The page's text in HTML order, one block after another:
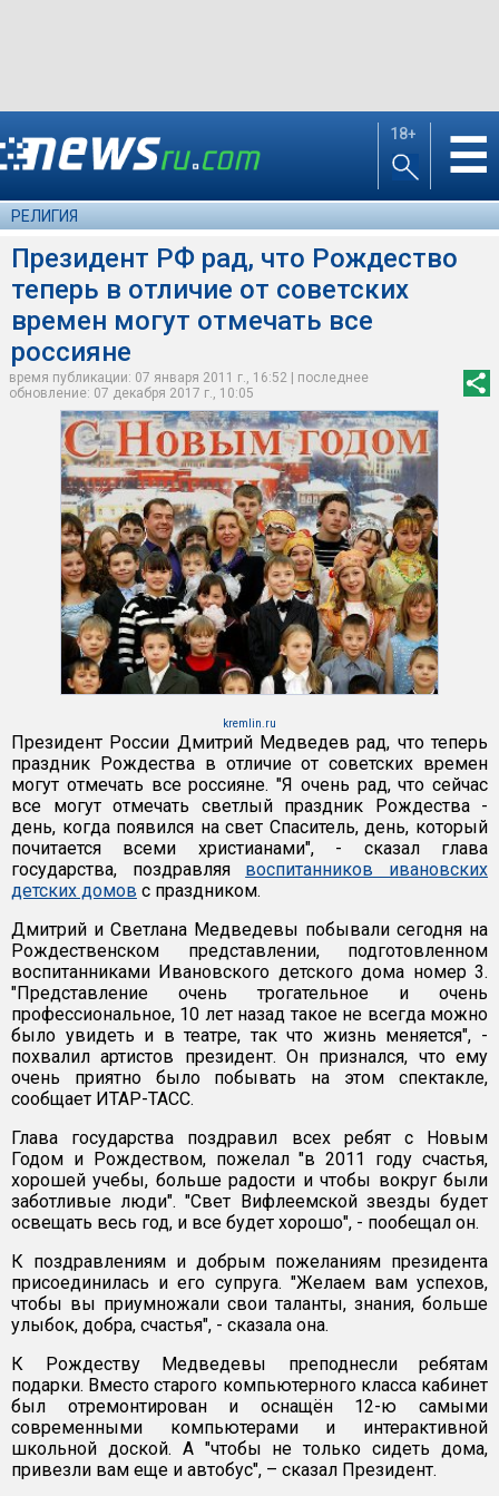
18+ ☰
РЕЛИГИЯ
Президент РФ рад, что Рождество
теперь в отличие от советских
времен могут отмечать все
россияне
время публикации: 07 января 2011 г., 16:52 | последнее
обновление: 07 декабря 2017 г., 10:05
kremlin.ru
Президент России Дмитрий Медведев рад, что теперь
праздник Рождества в отличие от советских времен
могут отмечать все россияне. "Я очень рад, что сейчас
все могут отмечать светлый праздник Рождества -
день, когда появился на свет Спаситель, день, который
почитается всеми христианами", - сказал глава
государства, поздравляя воспитанников ивановских
детских домов с праздником.
Дмитрий и Светлана Медведевы побывали сегодня на
Рождественском представлении, подготовленном
воспитанниками Ивановского детского дома номер 3.
"Представление очень трогательное и очень
профессиональное, 10 лет назад такое не всегда можно
было увидеть и в театре, так что жизнь меняется", -
похвалил артистов президент. Он признался, что ему
очень приятно было побывать на этом спектакле,
сообщает ИТАР-ТАСС.
Глава государства поздравил всех ребят с Новым
Годом и Рождеством, пожелал "в 2011 году счастья,
хорошей учебы, больше радости и чтобы вокруг были
заботливые люди". "Свет Вифлеемской звезды будет
освещать весь год, и все будет хорошо", - пообещал он.
К поздравлениям и добрым пожеланиям президента
присоединилась и его супруга. "Желаем вам успехов,
чтобы вы приумножали свои таланты, знания, больше
улыбок, добра, счастья", - сказала она.
К Рождеству Медведевы преподнесли ребятам
подарки. Вместо старого компьютерного класса кабинет
был отремонтирован и оснащён 12-ю самыми
современными компьютерами и интерактивной
школьной доской. А "чтобы не только сидеть дома,
привезли вам еще и автобус", – сказал Президент.